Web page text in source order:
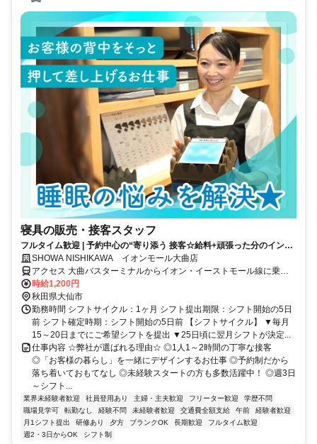
寝具の販売・接客スタッフ
フルタイム歓迎 | 予約中心の“寄り添う 接客☆給料+頑張った分のインセ
ンあり☆
SHOWA NISHIKAWA イオンモール大曲店
アクセス 大曲バスターミナルからイオン・イーストモール線に乗
り、イオンモール大曲下車(約20分)
時給1,200円
秋田県大仙市
勤務時間 シフトサイクル：1ヶ月 シフト提出期限：シフト開始の5日
前 シフト確定時期：シフト開始の5日前 【シフトサイクル】 ▼毎月
15～20日までにご希望シフトを提出 ▼25日頃に翌月シフトが決定...
仕事内容 ☆弊社が選ばれる理由☆ ◎1人1～2時間の丁寧な接客
◎「お客様の暮らし」を一緒にデザインするお仕事 ◎予約制だから
落ち着いておもてなし ◎未経験スタートの方も多数活躍中！ ◎週3日
～シフト...
業界未経験者歓迎 社員登用あり 主婦・主夫歓迎 フリーター歓迎
学歴不問
職場見学可
転勤なし 経験不問 未経験者歓迎 交通費全額支給 午前
経験者歓迎
月1シフト提出
研修あり 夕方 ブランクOK 長期歓迎
フルタイム歓迎
週2・3日からOK
シフト制